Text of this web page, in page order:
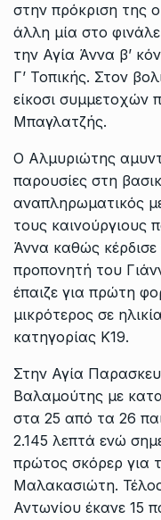
στην πρόκριση της
άλλη μία στο
την Αγία Άννα β’
Γ’ Τοπικής. Στον
είκοσι συμμετοχών
Μπαγλατζής.
Ο Αλμυριώτης
παρουσίες στη
αναπληρωματικός
τους καινούργιους
Άννα καθώς
προπονητή του
έπαιζε για πρώτη
μικρότερος σε
κατηγορίας Κ19.
Στην Αγία
Βαλαμούτης με
στα 25 από τα 26
2.145 λεπτά ενώ
πρώτος σκόρερ για
Μαλακασιώτη.
Αντωνίου έκανε 15